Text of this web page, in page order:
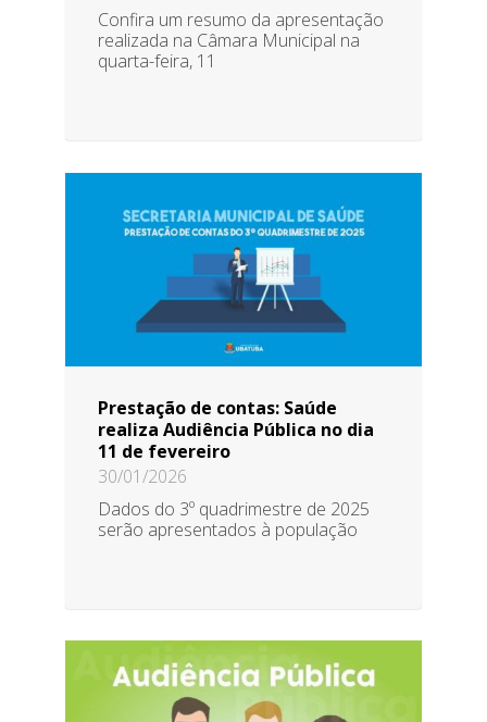
Confira um resumo da apresentação
realizada na Câmara Municipal na
quarta-feira, 11
Prestação de contas: Saúde
realiza Audiência Pública no dia
11 de fevereiro
30/01/2026
Dados do 3º quadrimestre de 2025
serão apresentados à população